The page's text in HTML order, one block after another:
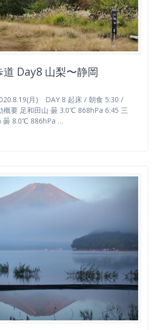
Day8 山梨〜静岡
月) DAY 8 起床 / 朝食 5:30 /
概要 足和田山 曇 3.0℃ 868hPa 6:45 三
曇 8.0℃ 886hPa …